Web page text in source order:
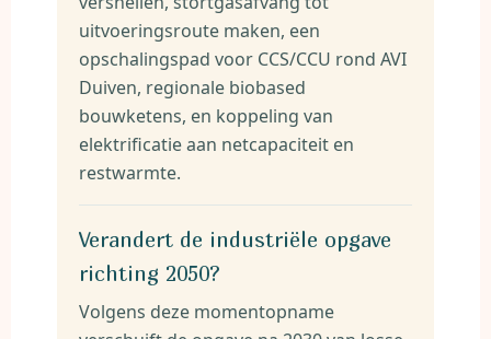
uitvoeringsroute maken, een
opschalingspad voor CCS/CCU rond AVI
Duiven, regionale biobased
bouwketens, en koppeling van
elektrificatie aan netcapaciteit en
restwarmte.
Verandert de industriële opgave
richting 2050?
Volgens deze momentopname